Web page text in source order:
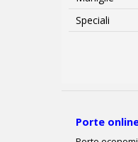
Speciali
Porte